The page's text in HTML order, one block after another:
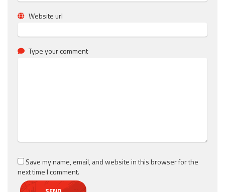
Website url
Type your comment
Save my name, email, and website in this browser for the
next time I comment.